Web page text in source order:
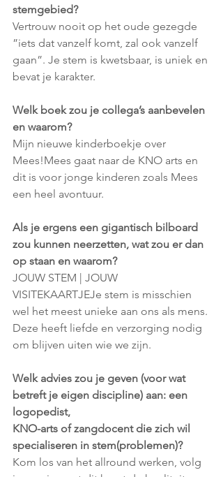
stemgebied?
Vertrouw nooit op het oude gezegde
”iets dat vanzelf komt, zal ook vanzelf
gaan”. Je stem is kwetsbaar, is uniek en
bevat je karakter.
Welk boek zou je collega’s aanbevelen
en waarom?
Mijn nieuwe kinderboekje over
Mees!Mees gaat naar de KNO arts en
dit is voor jonge kinderen zoals Mees
een heel avontuur.
Als je ergens een gigantisch bilboard
zou kunnen neerzetten, wat zou er dan
op staan en waarom?
JOUW STEM | JOUW
VISITEKAARTJEJe stem is misschien
wel het meest unieke aan ons als mens.
Deze heeft liefde en verzorging nodig
om blijven uiten wie we zijn.
Welk advies zou je geven (voor wat
betreft je eigen discipline) aan: een
logopedist,
KNO-arts of zangdocent die zich wil
specialiseren in stem(problemen)?
Kom los van het allround werken, volg